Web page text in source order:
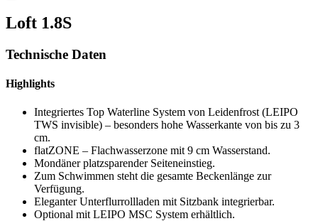
Loft 1.8S
Technische Daten
Highlights
Integriertes Top Waterline System von Leidenfrost (LEIPO
TWS invisible) – besonders hohe Wasserkante von bis zu 3
cm.
flatZONE – Flachwasserzone mit 9 cm Wasserstand.
Mondäner platzsparender Seiteneinstieg.
Zum Schwimmen steht die gesamte Beckenlänge zur
Verfügung.
Eleganter Unterflurrollladen mit Sitzbank integrierbar.
Optional mit LEIPO MSC System erhältlich.